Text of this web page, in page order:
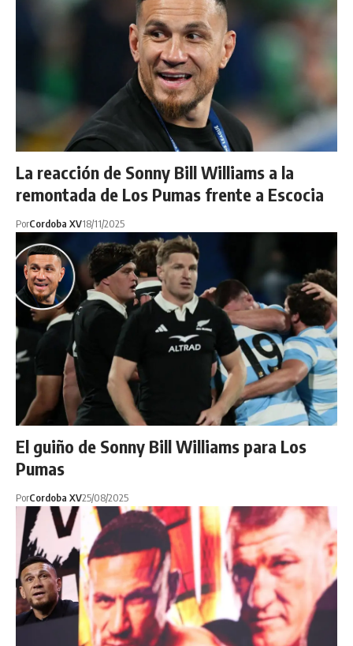
La reacción de Sonny Bill Williams a la
remontada de Los Pumas frente a Escocia
PorCordoba XV18/11/2025
El guiño de Sonny Bill Williams para Los
Pumas
PorCordoba XV25/08/2025